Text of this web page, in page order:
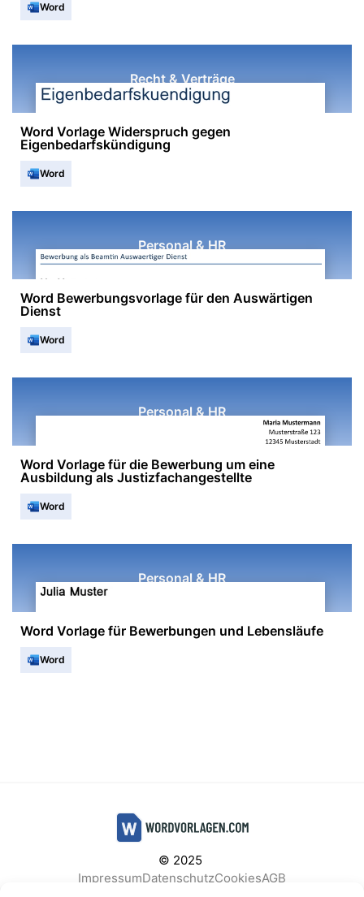
Word
Recht & Verträge
Word Vorlage Widerspruch gegen
Eigenbedarfskündigung
Word
Personal & HR
Word Bewerbungsvorlage für den Auswärtigen
Dienst
Word
Personal & HR
Word Vorlage für die Bewerbung um eine
Ausbildung als Justizfachangestellte
Word
Personal & HR
Word Vorlage für Bewerbungen und Lebensläufe
Word
© 2025
ImpressumDatenschutzCookiesAGB